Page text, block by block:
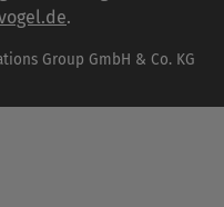
.
Group GmbH & Co. KG